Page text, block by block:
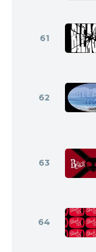
61
62
63
64